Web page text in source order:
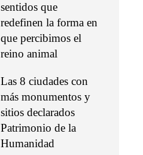
sentidos que
redefinen la forma en
que percibimos el
reino animal
Las 8 ciudades con
más monumentos y
sitios declarados
Patrimonio de la
Humanidad